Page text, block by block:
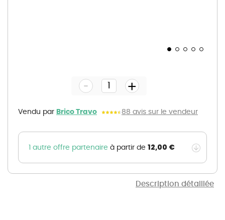
Description détaillée
gallery
Vendu par Brico Travo 88 avis sur le vendeur
- +
1 autre offre partenaire à partir de 12,00 €